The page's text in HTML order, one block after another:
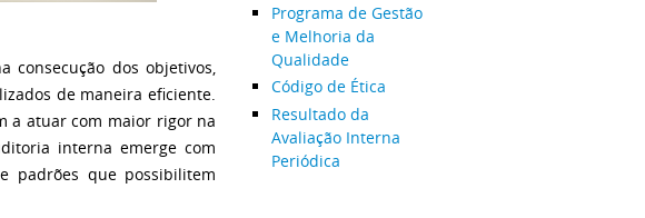
dos objetivos,
de maneira eficiente.
a atuar com maior rigor na
interna emerge com
padrões que possibilitem
Programa de Gestão
e Melhoria da
Qualidade
Código de Ética
Resultado da
Avaliação Interna
Periódica